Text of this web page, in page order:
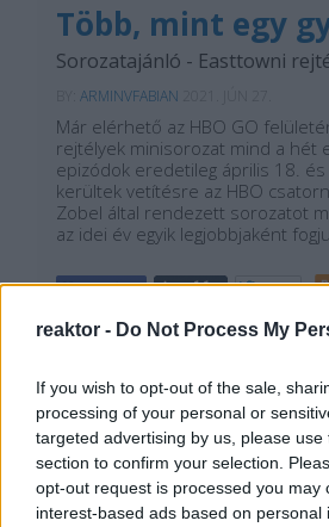
reaktor - Do Not Process My
If you wish to opt-out of the sale,
processing of your personal or
targeted advertising by us, please
section to confirm your selection.
opt-out request is processed you may
interest-based ads based on personal
Több, mint egy
Sorozatajánló - Easttowni
ARMINVFABIAN
Már elérhető az HBO GO
rejtélyek minisorozat mind a hét
epizódok eredetileg április 18.
kerültek vetítésre az HBO
Zobel által rendezett sorozatot
az idei év egyik legjobbjaként